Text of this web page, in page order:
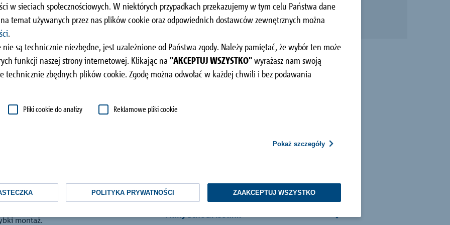
w sieciach społecznościowych. W niektórych przypadkach przekazujemy w tym celu Państwa dane
temat używanych przez nas plików cookie oraz odpowiednich dostawców zewnętrznych można
.
są technicznie niezbędne, jest uzależnione od Państwa zgody. Należy pamiętać, że wybór ten może
funkcji naszej strony internetowej. Klikając na "AKCEPTUJ WSZYSTKO"wyrażasz nam swoją
technicznie zbędnych plików cookie. Zgodę można odwołać w każdej chwili i bez podawania
Pliki cookie do analizy Reklamowe pliki cookie
Pokaż szczegóły
POLITYKA PRYWATNOŚCI ZAAKCEPTUJ WSZYSTKO
dachu
(skośnie) w
stąd pochodzi jej
Isolink® typu
ze
montaż.
Zalety
Filmy Schöck Isolink®